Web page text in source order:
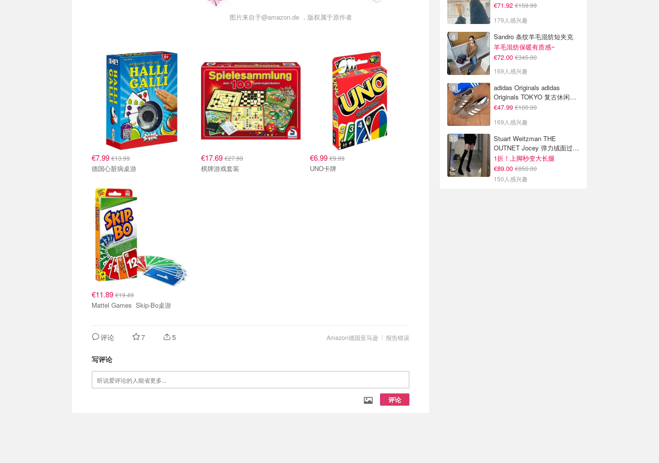
图片来自于@amazon.de ，版权属于原作者
€7.99 €13.99
德国心脏病桌游
€17.69€27.99
棋牌游戏套装
€6.99 €9.99
UNO卡牌
€11.89 €19.49
Mattel Games Skip-Bo桌游
报告错误
Amazon德国亚马逊
评论 7 5
写评论
评论
€71.92 €159.99
179人感兴趣
Sandro 条纹羊毛混纺短夹克
羊毛混纺保暖有质感~
€72.00 €345.00
169人感兴趣
adidas Originals adidas
Originals TOKYO 复古休闲鞋
深棕色
€47.99 €100.00
169人感兴趣
Stuart Weitzman THE
OUTNET Jocey 弹力绒面过膝
靴
1折！上脚秒变大长腿
€89.00 €850.00
150人感兴趣